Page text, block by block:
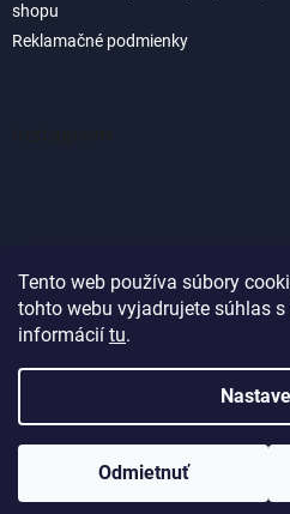
Tento web používa súbory
tohto webu vyjadrujete súhlas
informácií tu.
Odmietnuť
shopu
Reklamačné podmienky
Sledovať na
Vytvoril
Copyright 2026Akvaland.sk